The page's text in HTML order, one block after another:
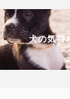
犬の気持